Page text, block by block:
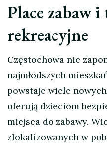
Place zabaw
rekreacyjne
Częstochowa nie
najmłodszych
powstaje wiele
oferują dzieciom
miejsca do zabawy.
zlokalizowanych w